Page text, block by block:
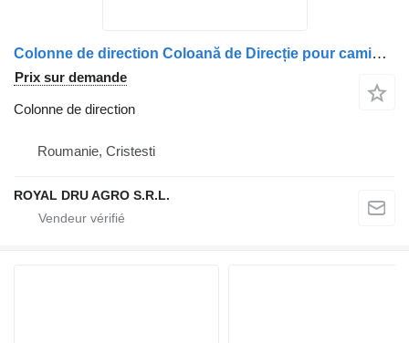
Colonne de direction Coloană de Direcție pour camion MAN – Coduri: 8146113-6236, 8146113-6235, 8146113-6232, 8146113-6231, 8146113-6154, 8146113-6113
Prix sur demande
Colonne de direction
Roumanie, Cristesti
ROYAL DRU AGRO S.R.L.